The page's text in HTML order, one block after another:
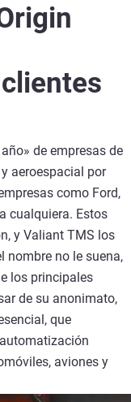
de empresas de
aeroespacial por
como Ford,
cualquiera. Estos
y Valiant TMS los
nombre no le suena,
los principales
de su anonimato,
que
aviones y